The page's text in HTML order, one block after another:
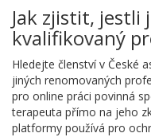
Jak zjistit, jestli
kvalifikovaný
Hledejte členství v České
jiných renomovaných
pro online práci povinná
terapeuta přímo na jeho
platformy používá pro